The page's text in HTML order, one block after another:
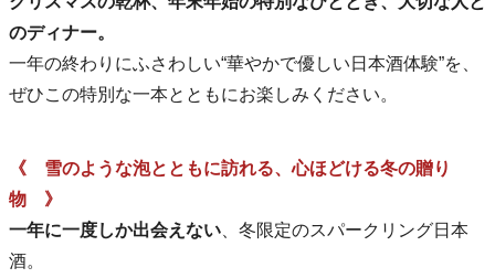
のディナー。
一年の終わりにふさわしい“華やかで優しい日本酒体験”を、
ぜひこの特別な一本とともにお楽しみください。
《 雪のような泡とともに訪れる、心ほどける冬の贈り
物 》
一年に一度しか出会えない 、冬限定のスパークリング日本
酒。